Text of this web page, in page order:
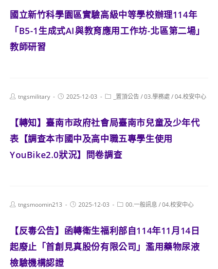
國立新竹科學園區實驗高級中等學校辦理114年
「B5-1生成式AI與教育應用工作坊-北區第二場」
教師研習
Posttngsmilitary
Post2025-12-03
Post _置頂公告/03.學務處 /04.校安中心
【轉知】臺南市政府社會局臺南市兒童及少年代
表【調查本市國中及高中職五專學生使用
YouBike2.0狀況】問卷調查
Posttngsmoomin213
Post2025-12-03
Post00.一般訊息 /04.校安中心
【反毒公告】函轉衛生福利部自114年11月14日
起廢止「首創見真股份有限公司」濫用藥物尿液
檢驗機構認證